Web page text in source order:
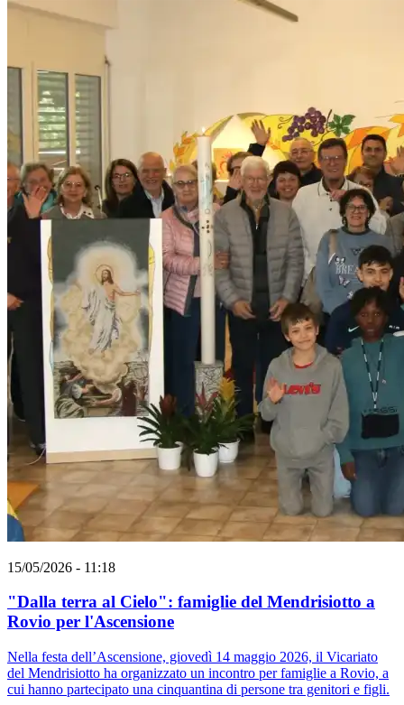
15/05/2026 - 11:18
"Dalla terra al Cielo": famiglie del Mendrisiotto a
Rovio per l'Ascensione
Nella festa dell’Ascensione, giovedì 14 maggio 2026, il Vicariato
del Mendrisiotto ha organizzato un incontro per famiglie a Rovio, a
cui hanno partecipato una cinquantina di persone tra genitori e figli.